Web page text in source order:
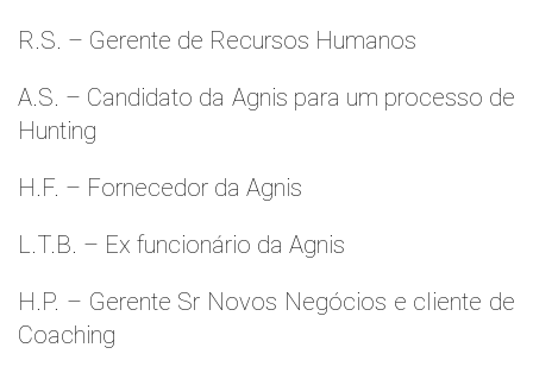
R.S. – Gerente de Recursos Humanos
A.S. – Candidato da Agnis para um processo de
Hunting
H.F. – Fornecedor da Agnis
L.T.B. – Ex funcionário da Agnis
H.P. – Gerente Sr Novos Negócios e cliente de
Coaching